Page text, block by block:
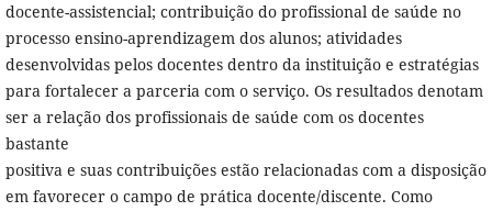
docente-assistencial; contribuição do profissional de saúde no
processo ensino-aprendizagem dos alunos; atividades
desenvolvidas pelos docentes dentro da instituição e estratégias
para fortalecer a parceria com o serviço. Os resultados denotam
ser a relação dos profissionais de saúde com os docentes
bastante
positiva e suas contribuições estão relacionadas com a disposição
em favorecer o campo de prática docente/discente. Como